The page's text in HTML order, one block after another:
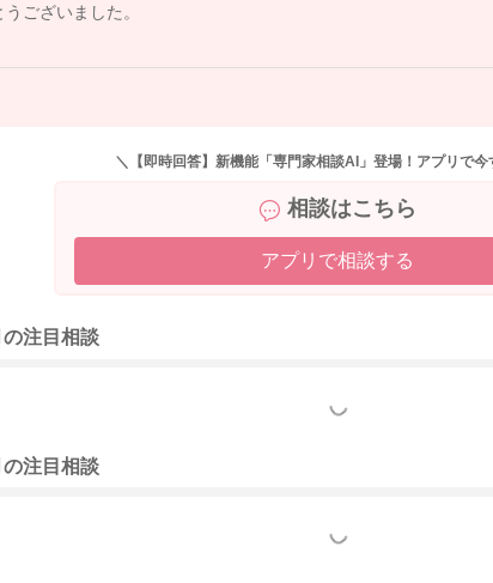
ございました。
＼【即時回答】新機能「専門家相談AI」登場！アプリで今
相談はこちら
アプリで相談する
の注目相談
もっと見る
の注目相談
もっと見る